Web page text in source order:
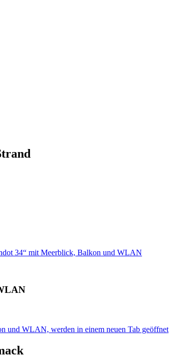
34“ mit Meerblick, Balkon und WLAN
und WLAN, werden in einem neuen Tab geöffnet